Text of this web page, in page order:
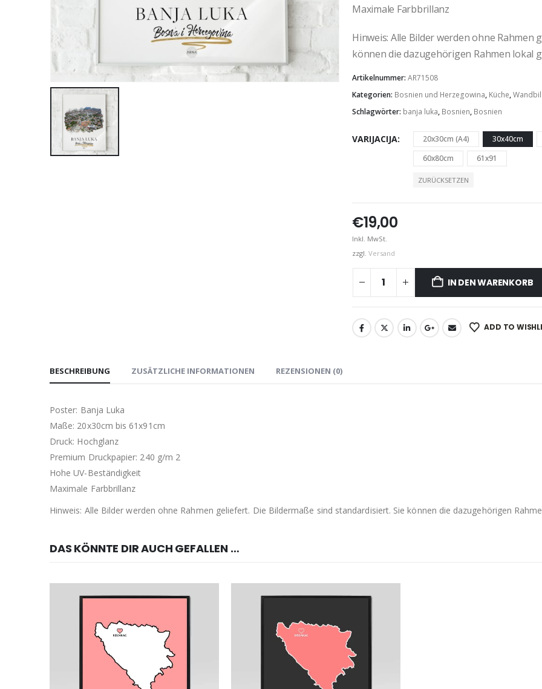
Maximale Farbbrillanz
Hinweis: Alle Bilder werden ohne Rahmen
können die dazugehörigen Rahmen lokal
Artikelnummer: AR71508
Kategorien: Bosnien und Herzegowina, Küche,
Schlagwörter: banja luka, Bosnien, Bosnien
VARIJACIJA 20x30cm (A4) 30x40cm
60x80cm
61x91
ZURÜCKSETZEN
€19,00
Inkl. MwSt.
zzgl. Versand
IN DEN WARENKORB
ADD TO
BESCHREIBUNG ZUSÄTZLICHE INFORMATIONEN REZENSIONEN (0)
Poster: Banja Luka
Maße: 20x30cm bis 61x91cm
Druck: Hochglanz
Premium Druckpapier: 240 g/m 2
Hohe UV-Beständigkeit
Maximale Farbbrillanz
Hinweis: Alle Bilder werden ohne Rahmen geliefert. Die Bildermaße sind standardisiert. Sie können die dazugehörigen
DAS KÖNNTE DIR AUCH GEFALLEN …